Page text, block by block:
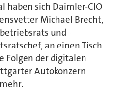
haben sich Daimler-CIO
Michael Brecht,
und
an einen Tisch
Folgen der digitalen
Autokonzern